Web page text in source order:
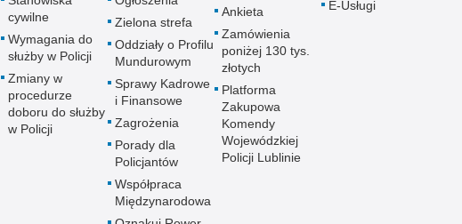
cywilne
Wymagania do
służby w Policji
Zmiany w
procedurze
doboru do służby
w Policji
Zielona strefa
Oddziały o Profilu
Mundurowym
Sprawy Kadrowe
i Finansowe
Zagrożenia
Porady dla
Policjantów
Współpraca
Międzynarodowa
Ankieta
Zamówienia
poniżej 130 tys.
złotych
Platforma
Zakupowa
Komendy
Wojewódzkiej
Policji Lublinie
E-Usługi